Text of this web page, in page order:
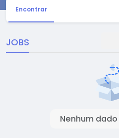
Encontrar
JOBS
Nenhum